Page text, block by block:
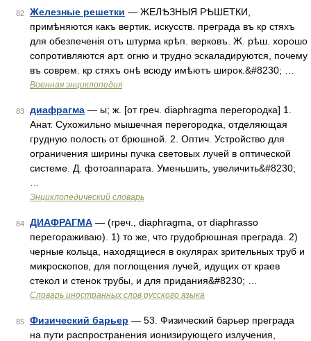
82 Железные решетки — ЖЕЛѢЗНЫЯ РѢШЕТКИ,
примѣняются какъ вертик. искусств. преграда въ кр стяхъ
для обезпеченія отъ штурма крѣп. верковъ. Ж. рѣш. хорошо
сопротивляются арт. огню и трудно эскаладируются, почему
въ соврем. кр стяхъ онѣ всюду имѣютъ широк.&#8230; …
Военная энциклопедия
83 диафрагма — ы; ж. [от греч. diaphragma перегородка] 1.
Анат. Сухожильно мышечная перегородка, отделяющая
грудную полость от брюшной. 2. Оптич. Устройство для
ограничения ширины пучка световых лучей в оптической
системе. Д. фотоаппарата. Уменьшить, увеличить&#8230;
Энциклопедический словарь
84 ДИАФРАГМА — (греч., diaphragma, от diaphrasso
перегораживаю). 1) то же, что грудобрюшная преграда. 2)
черные кольца, находящиеся в окулярах зрительных труб и
микроскопов, для поглощения лучей, идущих от краев
стекол и стенок трубы, и для придания&#8230; …
Словарь иностранных слов русского языка
85 Физический барьер — 53. Физический барьер преграда
на пути распространения ионизирующего излучения,